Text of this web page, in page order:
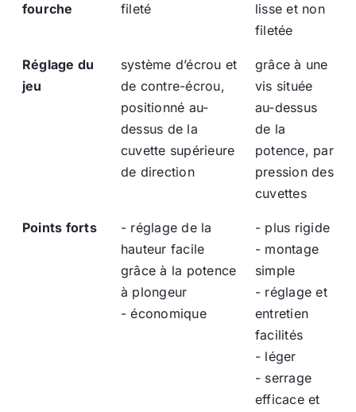
fourche
fileté
lisse et non
filetée
Réglage du
jeu
système d’écrou et
de contre-écrou,
positionné au-
dessus de la
cuvette supérieure
de direction
grâce à une
vis située
au-dessus
de la
potence, par
pression des
cuvettes
Points forts
- réglage de la
hauteur facile
grâce à la potence
à plongeur
- économique
- plus rigide
- montage
simple
- réglage et
entretien
facilités
- léger
- serrage
efficace et